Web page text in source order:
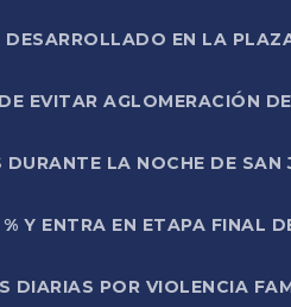
EN LA
EVITAR AGLOMERACIÓN
LA NOCHE DE SAN
Y ENTRA EN ETAPA FINAL
DIARIAS POR VIOLENCIA